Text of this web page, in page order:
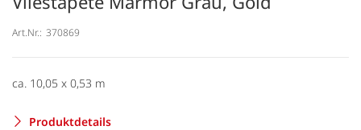
Art.Nr.: 370869
ca. 10,05 x 0,53 m
Produktdetails